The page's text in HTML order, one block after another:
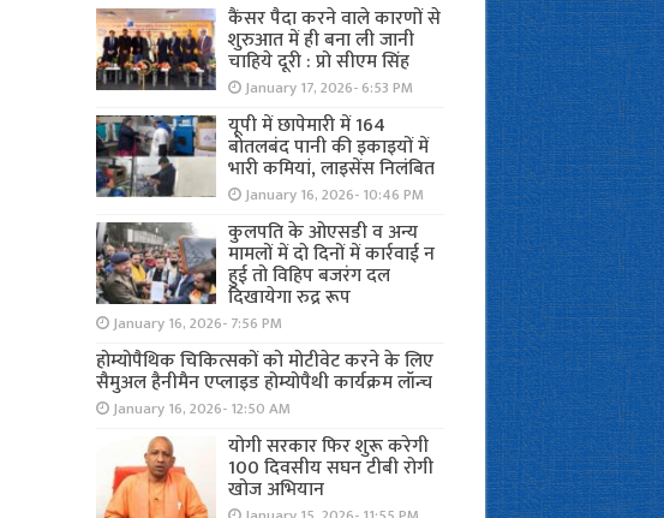
कैंसर पैदा करने वाले कारणों से
शुरुआत में ही बना ली जानी
चाहिये दूरी : प्रो सीएम सिंह
January 17, 2026- 6:53 PM
यूपी में छापेमारी में 164
बोतलबंद पानी की इकाइयों में
भारी कमियां, लाइसेंस निलंबित
January 16, 2026- 10:46 PM
कुलपति के ओएसडी व अन्य
मामलों में दो दिनों में कार्रवाई न
हुई तो विहिप बजरंग दल
दिखायेगा रुद्र रूप
January 16, 2026- 7:56 PM
होम्योपैथिक चिकित्सकों को मोटीवेट करने के लिए
सैमुअल हैनीमैन एप्लाइड होम्योपैथी कार्यक्रम लॉन्च
January 16, 2026- 12:50 AM
योगी सरकार फिर शुरू करेगी
100 दिवसीय सघन टीबी रोगी
खोज अभियान